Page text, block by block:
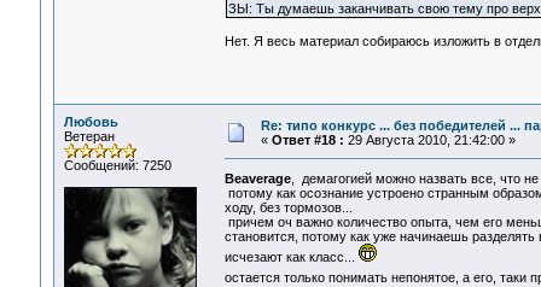
ЗЫ: Ты думаешь заканчивать свою тему про
Нет. Я весь материал собираюсь изложить в
Любовь
Ветеран
Сообщений: 7250
Re: типо конкурс ... без победителей ...
« Ответ #18 : 29 Августа 2010, 21:42:00 »
Beaverage, демагогией можно назвать все, что
потому как осознание устроено странным
ходу, без тормозов...
причем оч важно количество опыта, чем его
становится, потому как уже начинаешь разделять
исчезают как класс...
остается только понимать непонятое, а его, таки